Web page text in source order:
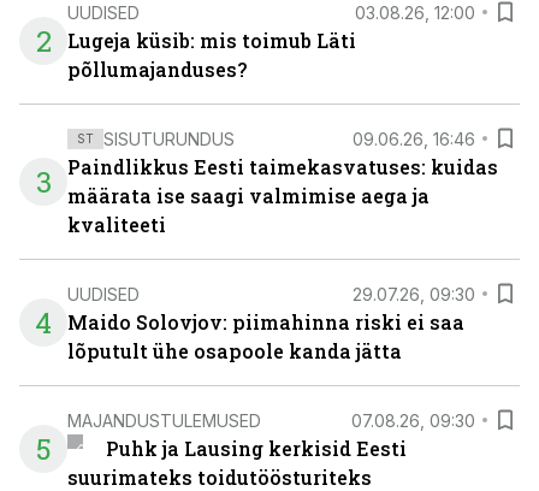
2
UUDISED 03.08.26, 12:00
Lugeja küsib: mis toimub Läti
põllumajanduses?
3
ST SISUTURUNDUS 09.06.26, 16:46
Paindlikkus Eesti taimekasvatuses: kuidas
määrata ise saagi valmimise aega ja
kvaliteeti
4
UUDISED 29.07.26, 09:30
Maido Solovjov: piimahinna riski ei saa
lõputult ühe osapoole kanda jätta
5
MAJANDUSTULEMUSED 07.08.26, 09:30
Puhk ja Lausing kerkisid Eesti
suurimateks toidutöösturiteks